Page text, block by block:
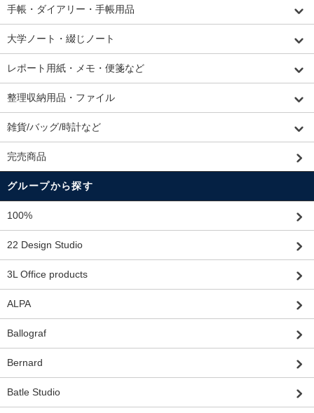
手帳・ダイアリー・手帳用品
大学ノート・綴じノート
レポート用紙・メモ・便箋など
整理収納用品・ファイル
雑貨/バッグ/時計など
完売商品
グループから探す
100%
22 Design Studio
3L Office products
ALPA
Ballograf
Bernard
Batle Studio